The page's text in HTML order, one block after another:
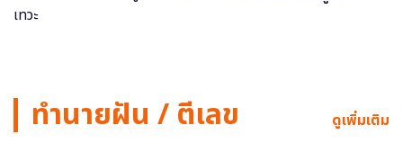
ทำนายฝัน / ตีเลข ดูเพิ่มเติม